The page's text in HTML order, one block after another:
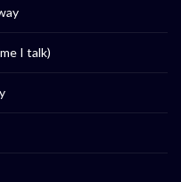
I talk)